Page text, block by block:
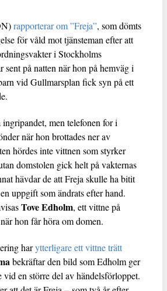
rapporterar om ”Freja”, som dömts
för våld mot tjänsteman efter att
i Stockholms
sent på natten när hon på hemväg i
vid Gullmarsplan fick syn på ett
men telefonen for i
när hon brottades ner av
hördes inte vittnen som styrker
domstolen gick helt på vakternas
hävdar de att Freja skulle ha bitit
uppgift som ändrats efter hand.
Tove Edholm, ett vittne på
hon får höra om domen.
harytterligare ett vittne trätt
bekräftar den bild som Edholm ger
vid en större del av händelsförloppet.